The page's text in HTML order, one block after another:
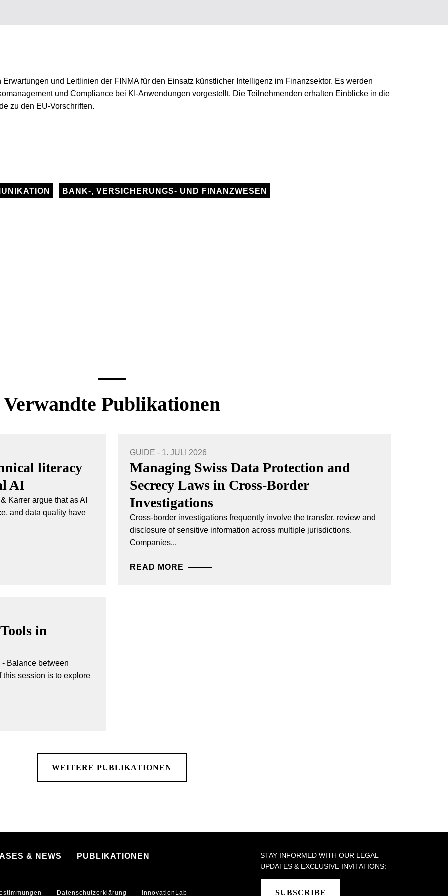
und Leitlinien der FINMA für den Einsatz künstlicher Intelligenz im Finanzsektor. Es werden
und Compliance bei KI-Anwendungen vorgestellt. Die Teilnehmenden erhalten Einblicke in die
zu den EU-Vorschriften.
BANK-, VERSICHERUNGS- UND FINANZWESEN
Verwandte Publikationen
literacy
AI
Karrer argue that as AI
and data quality have
GUIDE - 1. JULI 2026
Managing Swiss Data Protection and
Secrecy Laws in Cross-Border
Investigations
Cross-border investigations frequently involve the transfer, review and
disclosure of sensitive information across multiple jurisdictions.
Companies...
READ MORE
in
Balance between
this session is to explore
WEITERE PUBLIKATIONEN
& NEWS
PUBLIKATIONEN
Datenschutzerklärung InnovationLab
STAY INFORMED WITH OUR LEGAL
UPDATES & EXCLUSIVE INVITATIONS:
SUBSCRIBE